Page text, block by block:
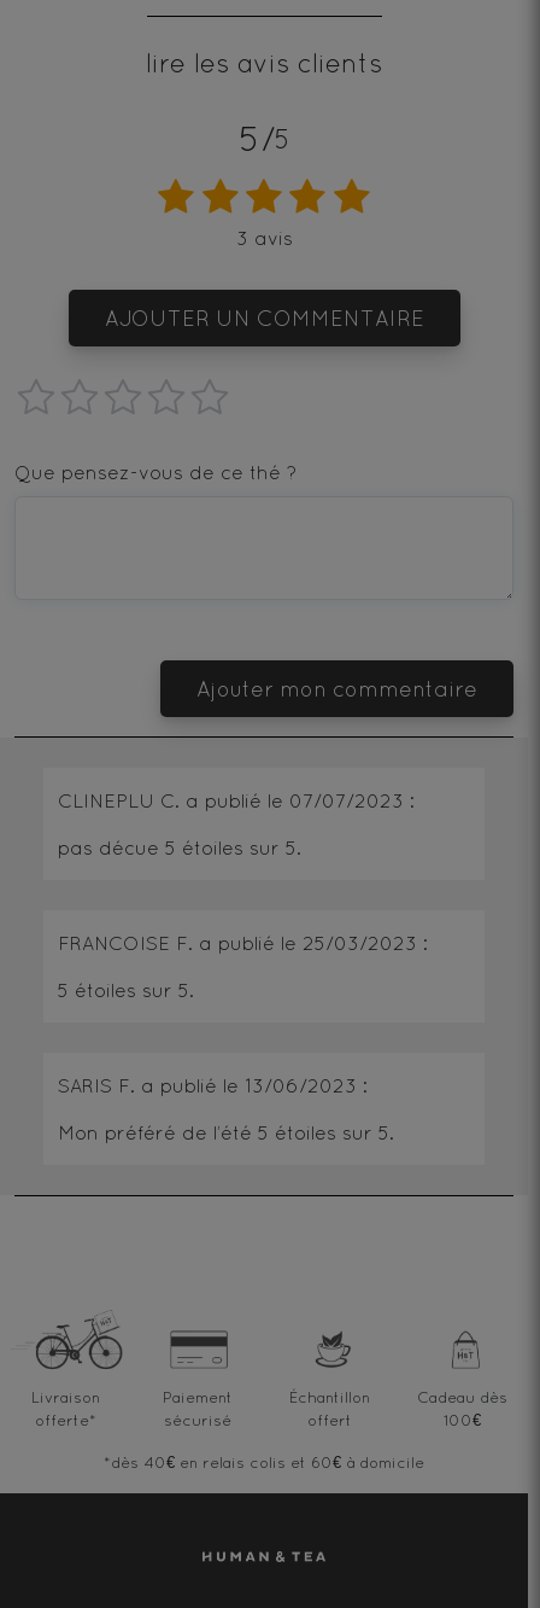
lire les avis clients
5/5
3 avis
AJOUTER UN COMMENTAIRE
star
—
—
stars
Que pensez-vous de ce thé ?
Ajouter mon commentaire
CLINEPLU C. a publié le 07/07/2023 :
pas décue5 étoiles sur 5.
FRANCOISE F. a publié le 25/03/2023 :
5 étoiles sur 5.
SARIS F. a publié le 13/06/2023 :
Mon préféré de l’été5 étoiles sur 5.
Livraison
offerte*
Paiement
sécurisé
Échantillon
offert
Cadeau dès
100€
*dès 40€ en relais colis et 60€ à domicile